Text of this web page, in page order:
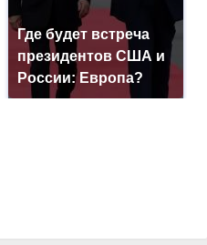
Где будет встреча
президентов США и
России: Европа?